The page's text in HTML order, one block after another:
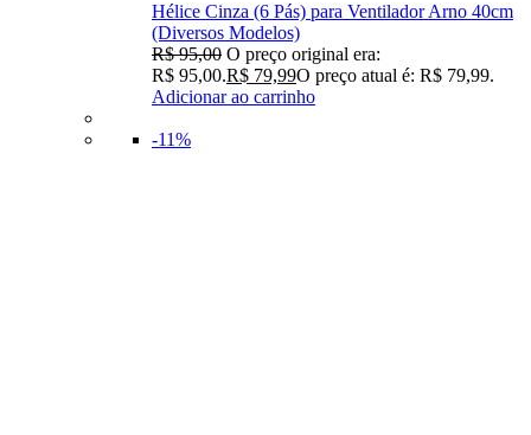
Hélice Cinza (6 Pás) para Ventilador Arno 40cm
(Diversos Modelos)
R$95,00 O preço original era:
R$ 95,00.R$ 79,99O preço atual é: R$ 79,99.
Adicionar ao carrinho
-11%